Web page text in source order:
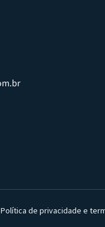
Política de privacidade e